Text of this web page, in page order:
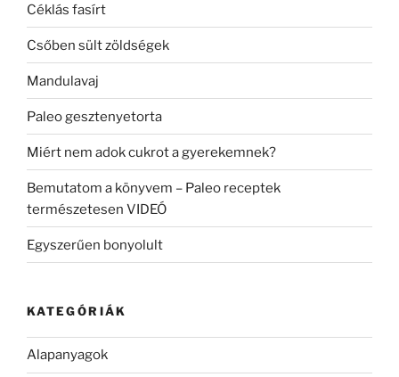
Céklás fasírt
Csőben sült zöldségek
Mandulavaj
Paleo gesztenyetorta
Miért nem adok cukrot a gyerekemnek?
Bemutatom a könyvem – Paleo receptek
természetesen VIDEÓ
Egyszerűen bonyolult
KATEGÓRIÁK
Alapanyagok